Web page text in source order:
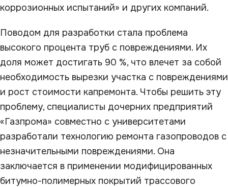
коррозионных испытаний» и других компаний.
Поводом для разработки стала проблема
высокого процента труб с повреждениями. Их
доля может достигать 90 %, что влечет за собой
необходимость вырезки участка с повреждениями
и рост стоимости капремонта. Чтобы решить эту
проблему, специалисты дочерних предприятий
«Газпрома» совместно с университетами
разработали технологию ремонта газопроводов с
незначительными повреждениями. Она
заключается в применении модифицированных
битумно-полимерных покрытий трассового